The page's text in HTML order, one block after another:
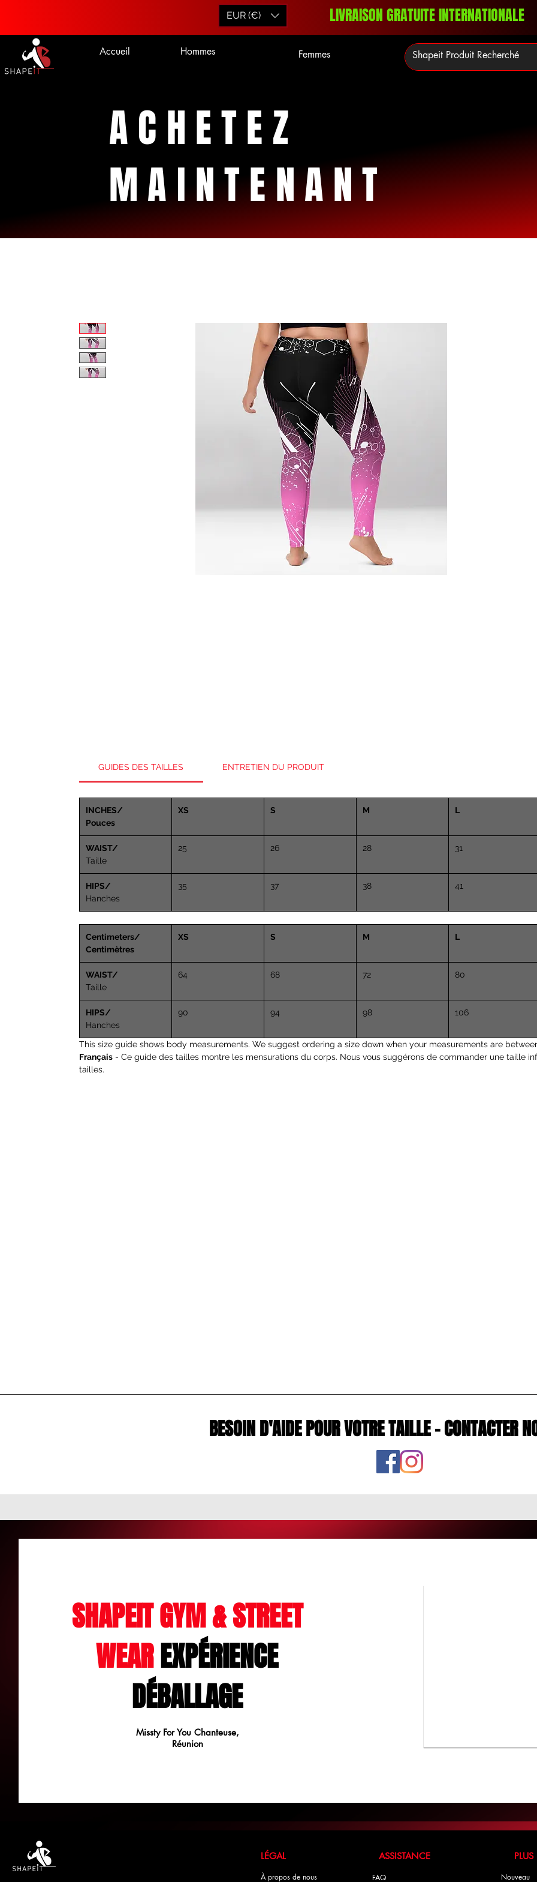
EUR (€) LIVRAISON GRATUITE INTERNATIONALE
Accueil Hommes Femmes
ACHETEZ
MAINTENANT
GUIDES DES TAILLES ENTRETIEN DU PRODUIT
INCHES/
Pouces
XS S M L
WAIST/
Taille
25 26 28 31
HIPS/
Hanches
35 37 38 41
Centimeters/
Centimètres
XS S M L
WAIST/
Taille
64 68 72 80
HIPS/
Hanches
90 94 98 106
This size guide shows body measurements. We suggest ordering a size down when your measurements are
Français - Ce guide des tailles montre les mensurations du corps. Nous vous suggérons de commander une taille
tailles.
BESOIN D'AIDE POUR VOTRE TAILLE - CONTACTER
SHAPEIT GYM & STREET
WEAREXPÉRIENCE
DÉBALLAGE
Missty For You Chanteuse,
Réunion
LÉGAL ASSISTANCE PLUS
À propos de nous FAQ Nouveau